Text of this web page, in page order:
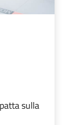
sulla